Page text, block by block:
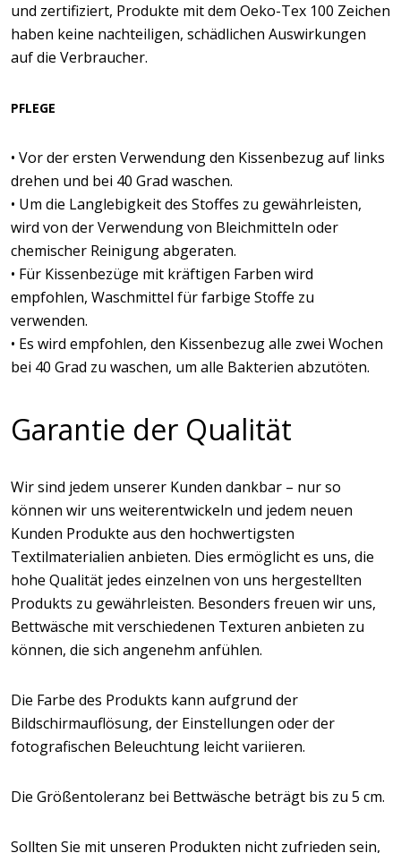
und zertifiziert, Produkte mit dem Oeko-Tex 100 Zeichen
haben keine nachteiligen, schädlichen Auswirkungen
auf die Verbraucher.
PFLEGE
• Vor der ersten Verwendung den Kissenbezug auf links
drehen und bei 40 Grad waschen.
• Um die Langlebigkeit des Stoffes zu gewährleisten,
wird von der Verwendung von Bleichmitteln oder
chemischer Reinigung abgeraten.
• Für Kissenbezüge mit kräftigen Farben wird
empfohlen, Waschmittel für farbige Stoffe zu
verwenden.
• Es wird empfohlen, den Kissenbezug alle zwei Wochen
bei 40 Grad zu waschen, um alle Bakterien abzutöten.
Garantie der Qualität
Wir sind jedem unserer Kunden dankbar – nur so
können wir uns weiterentwickeln und jedem neuen
Kunden Produkte aus den hochwertigsten
Textilmaterialien anbieten. Dies ermöglicht es uns, die
hohe Qualität jedes einzelnen von uns hergestellten
Produkts zu gewährleisten. Besonders freuen wir uns,
Bettwäsche mit verschiedenen Texturen anbieten zu
können, die sich angenehm anfühlen.
Die Farbe des Produkts kann aufgrund der
Bildschirmauflösung, der Einstellungen oder der
fotografischen Beleuchtung leicht variieren.
Die Größentoleranz bei Bettwäsche beträgt bis zu 5 cm.
Sollten Sie mit unseren Produkten nicht zufrieden sein,